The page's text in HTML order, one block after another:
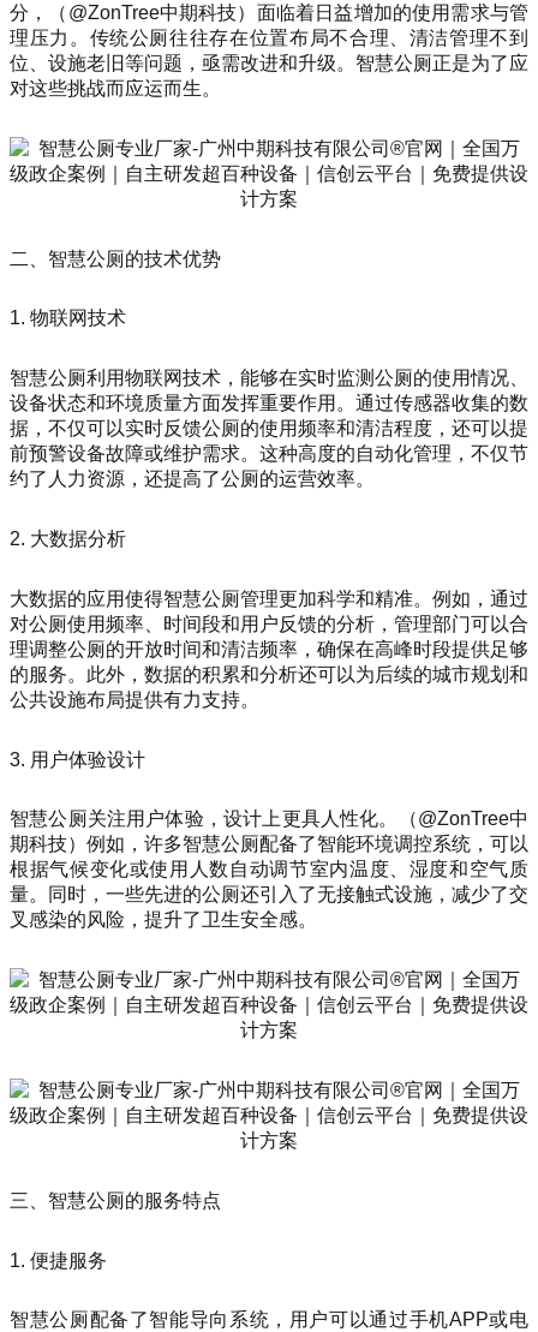
分，（@ZonTree中期科技）面临着日益增加的使用需求与管
理压力。传统公厕往往存在位置布局不合理、清洁管理不到
位、设施老旧等问题，亟需改进和升级。智慧公厕正是为了应
对这些挑战而应运而生。
二、智慧公厕的技术优势
1. 物联网技术
智慧公厕利用物联网技术，能够在实时监测公厕的使用情况、
设备状态和环境质量方面发挥重要作用。通过传感器收集的数
据，不仅可以实时反馈公厕的使用频率和清洁程度，还可以提
前预警设备故障或维护需求。这种高度的自动化管理，不仅节
约了人力资源，还提高了公厕的运营效率。
2. 大数据分析
大数据的应用使得智慧公厕管理更加科学和精准。例如，通过
对公厕使用频率、时间段和用户反馈的分析，管理部门可以合
理调整公厕的开放时间和清洁频率，确保在高峰时段提供足够
的服务。此外，数据的积累和分析还可以为后续的城市规划和
公共设施布局提供有力支持。
3. 用户体验设计
智慧公厕关注用户体验，设计上更具人性化。（@ZonTree中
期科技）例如，许多智慧公厕配备了智能环境调控系统，可以
根据气候变化或使用人数自动调节室内温度、湿度和空气质
量。同时，一些先进的公厕还引入了无接触式设施，减少了交
叉感染的风险，提升了卫生安全感。
三、智慧公厕的服务特点
1. 便捷服务
智慧公厕配备了智能导向系统，用户可以通过手机APP或电